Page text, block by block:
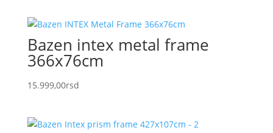
Bazen intex metal frame
366x76cm
15.999,00rsd